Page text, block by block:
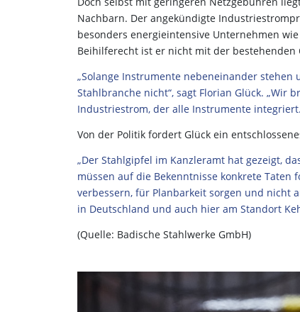
Nachbarn. Der angekündigte
besonders energieintensive Unternehmen
Beihilferecht ist er nicht mit der bestehenden
„Solange Instrumente nebeneinander
Stahlbranche nicht“, sagt Florian Glück. „Wir
Industriestrom, der alle Instrumente
Von der Politik fordert Glück ein
„Der Stahlgipfel im Kanzleramt hat gezeigt,
müssen auf die Bekenntnisse konkrete
verbessern, für Planbarkeit sorgen und nicht
in Deutschland und auch hier am Standort
(Quelle: Badische Stahlwerke GmbH)